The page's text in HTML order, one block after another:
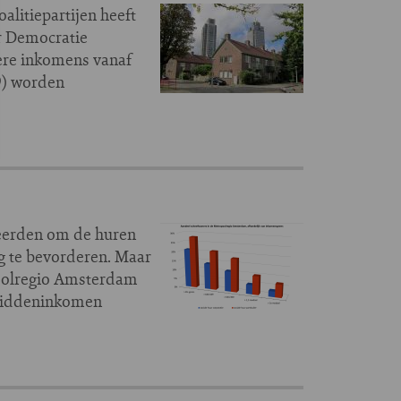
heeft
Democratie
inkomens vanaf
worden
om de huren
te bevorderen. Maar
Amsterdam